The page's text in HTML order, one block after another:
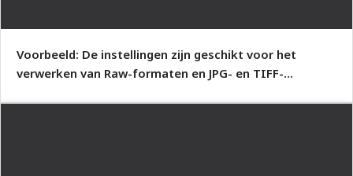
Voorbeeld: De instellingen zijn geschikt voor het
verwerken van Raw-formaten en JPG- en TIFF-